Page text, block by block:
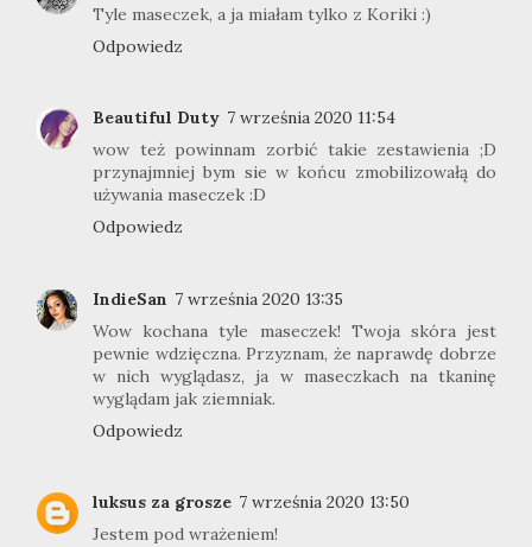
Tyle maseczek, a ja miałam tylko z Koriki :)
Odpowiedz
Beautiful Duty 7 września 2020 11:54
wow też powinnam zorbić takie zestawienia ;D
przynajmniej bym sie w końcu zmobilizowałą do
używania maseczek :D
Odpowiedz
IndieSan 7 września 2020 13:35
Wow kochana tyle maseczek! Twoja skóra jest
pewnie wdzięczna. Przyznam, że naprawdę dobrze
w nich wyglądasz, ja w maseczkach na tkaninę
wyglądam jak ziemniak.
Odpowiedz
luksus za grosze 7 września 2020 13:50
Jestem pod wrażeniem!